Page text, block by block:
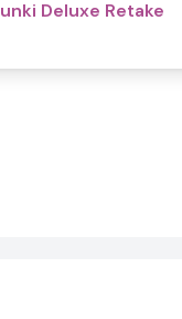
Deluxe Retake